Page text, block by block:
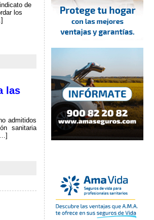
de
los
las
admitidos
sanitaria